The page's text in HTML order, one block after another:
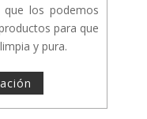
los podemos
para que
y pura.